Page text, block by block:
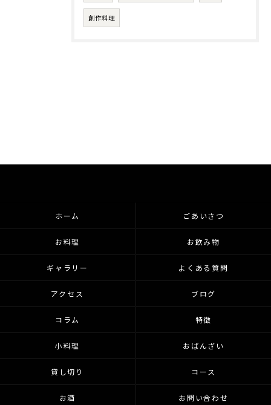
創作料理
ホーム ごあいさつ
お料理 お飲み物
ギャラリー よくある質問
アクセス ブログ
コラム 特徴
小料理 おばんざい
貸し切り コース
お酒 お問い合わせ